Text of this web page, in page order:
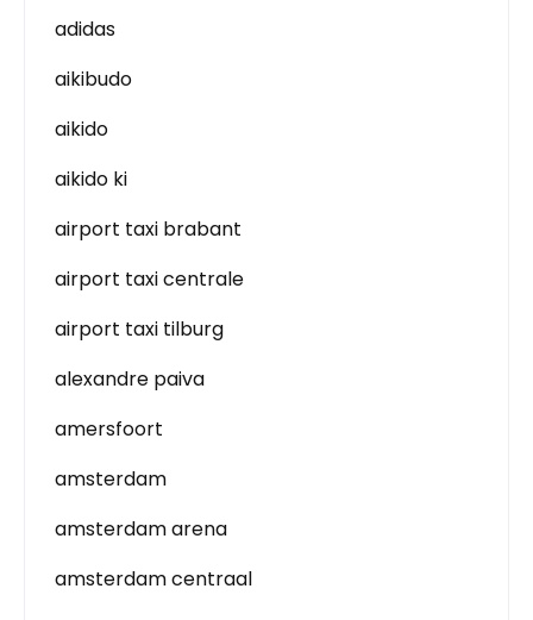
adidas
aikibudo
aikido
aikido ki
airport taxi brabant
airport taxi centrale
airport taxi tilburg
alexandre paiva
amersfoort
amsterdam
amsterdam arena
amsterdam centraal